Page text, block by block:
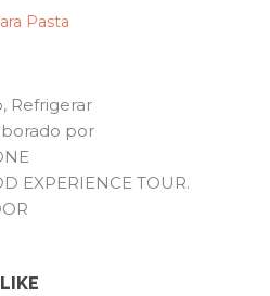
Pasta
Refrigerar
por
EXPERIENCE TOUR.